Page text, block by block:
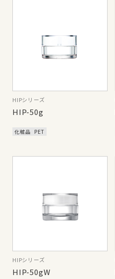
HIPシリーズ
HIP-50g
化粧品 PET
HIPシリーズ
HIP-50gW